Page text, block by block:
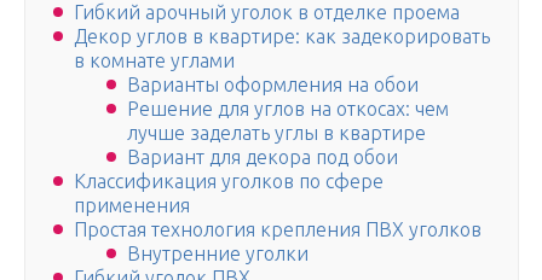
Гибкий арочный уголок в отделке проема
Декор углов в квартире: как задекорировать
в комнате углами
Варианты оформления на обои
Решение для углов на откосах: чем
лучше заделать углы в квартире
Вариант для декора под обои
Классификация уголков по сфере
применения
Простая технология крепления ПВХ уголков
Внутренние уголки